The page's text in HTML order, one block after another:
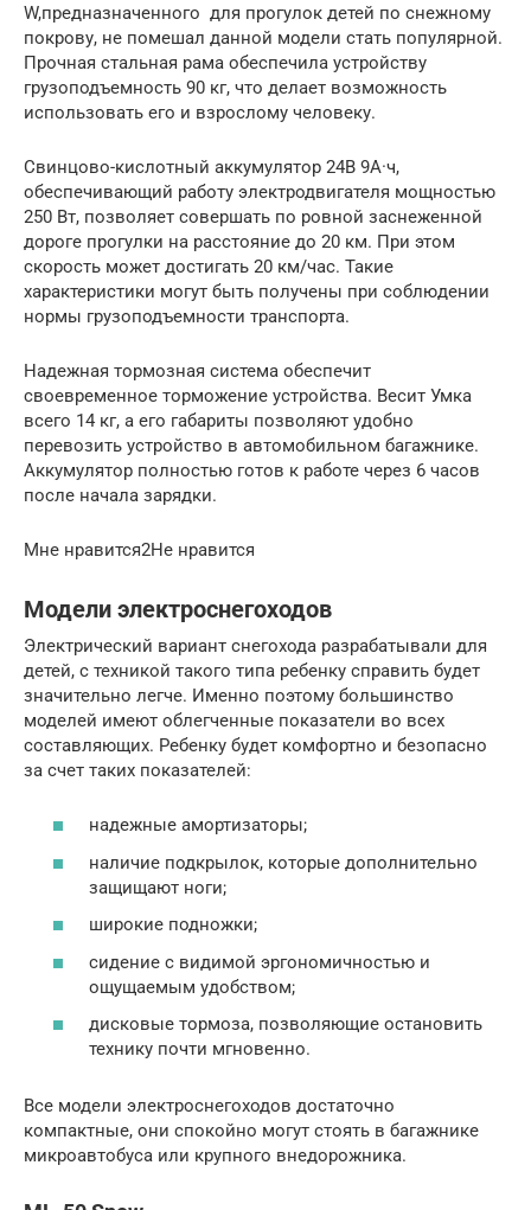
W,предназначенного для прогулок детей по снежному
покрову, не помешал данной модели стать популярной.
Прочная стальная рама обеспечила устройству
грузоподъемность 90 кг, что делает возможность
использовать его и взрослому человеку.
Свинцово-кислотный аккумулятор 24В 9А·ч,
обеспечивающий работу электродвигателя мощностью
250 Вт, позволяет совершать по ровной заснеженной
дороге прогулки на расстояние до 20 км. При этом
скорость может достигать 20 км/час. Такие
характеристики могут быть получены при соблюдении
нормы грузоподъемности транспорта.
Надежная тормозная система обеспечит
своевременное торможение устройства. Весит Умка
всего 14 кг, а его габариты позволяют удобно
перевозить устройство в автомобильном багажнике.
Аккумулятор полностью готов к работе через 6 часов
после начала зарядки.
Мне нравится2Не нравится
Модели электроснегоходов
Электрический вариант снегохода разрабатывали для
детей, с техникой такого типа ребенку справить будет
значительно легче. Именно поэтому большинство
моделей имеют облегченные показатели во всех
составляющих. Ребенку будет комфортно и безопасно
за счет таких показателей:
надежные амортизаторы;
наличие подкрылок, которые дополнительно
защищают ноги;
широкие подножки;
сидение с видимой эргономичностью и
ощущаемым удобством;
дисковые тормоза, позволяющие остановить
технику почти мгновенно.
Все модели электроснегоходов достаточно
компактные, они спокойно могут стоять в багажнике
микроавтобуса или крупного внедорожника.